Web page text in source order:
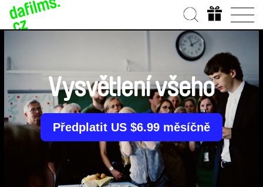
Vysvětlení všeho
Předplatit US $6.99 měsíčně